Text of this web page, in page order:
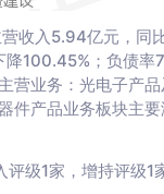
收入5.94亿元，同
100.45%；负债
业务：光电子产
件产品业务板块主
级1家，增持评级1